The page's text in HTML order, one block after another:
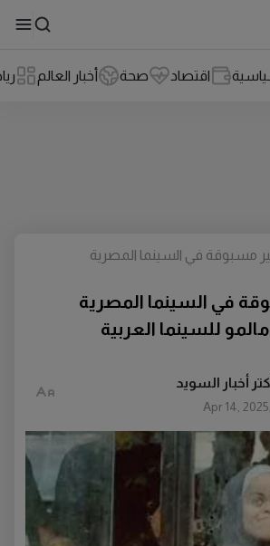
اقتصاد صحة أخبار العالم
أخبار السويد
Apr 14,
في السينما المصرية
للسينما العربية
مسبوقة في السينما المصرية